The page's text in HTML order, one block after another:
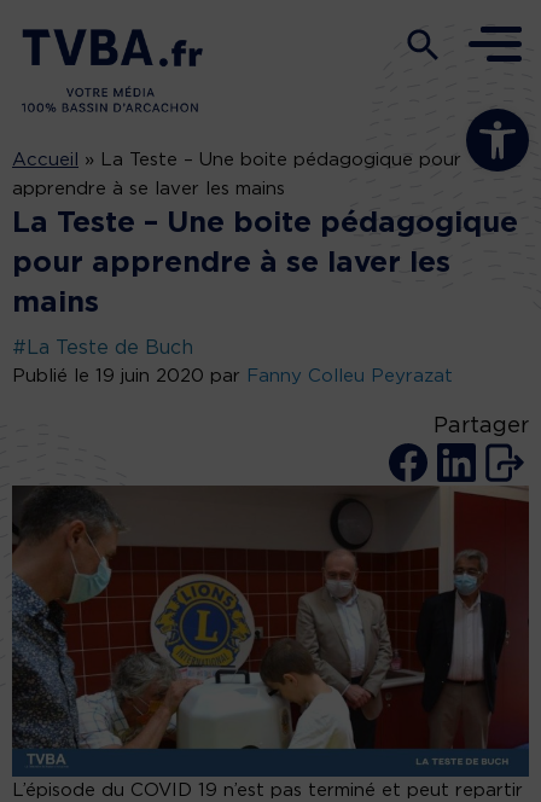
Ouvrir la
Accueil »
La Teste – Une boite pédagogique pour
apprendre à se laver les mains
La Teste – Une boite pédagogique
pour apprendre à se laver les
mains
#La Teste de Buch
Publié le 19 juin 2020 par Fanny Colleu Peyrazat
Partager
L’épisode du COVID 19 n’est pas terminé et peut repartir